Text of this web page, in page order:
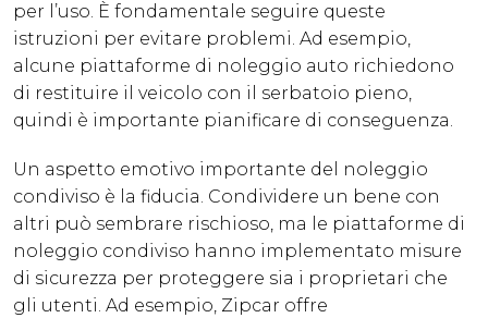
per l’uso. È fondamentale seguire queste
istruzioni per evitare problemi. Ad esempio,
alcune piattaforme di noleggio auto richiedono
di restituire il veicolo con il serbatoio pieno,
quindi è importante pianificare di conseguenza.
Un aspetto emotivo importante del noleggio
condiviso è la fiducia. Condividere un bene con
altri può sembrare rischioso, ma le piattaforme di
noleggio condiviso hanno implementato misure
di sicurezza per proteggere sia i proprietari che
gli utenti. Ad esempio, Zipcar offre